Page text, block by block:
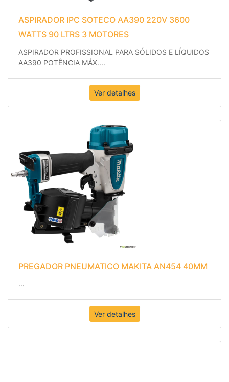
ASPIRADOR IPC SOTECO AA390 220V 3600
WATTS 90 LTRS 3 MOTORES
ASPIRADOR PROFISSIONAL PARA SÓLIDOS E LÍQUIDOS
AA390 POTÊNCIA MÁX.
Ver detalhes
PREGADOR PNEUMATICO MAKITA AN454 40MM
Ver detalhes